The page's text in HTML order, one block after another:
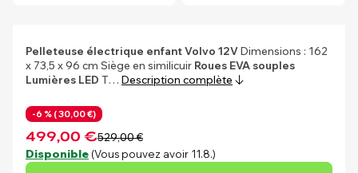
Pelleteuse électrique enfant Volvo 12VDimensions : 162
x 73,5 x 96 cm Siège en similicuir Roues EVA souples
Lumières LED T… Description complète
-6 % (30,00 €)
499,00 €529,00 €
Disponible (Vous pouvez avoir 11.8.)